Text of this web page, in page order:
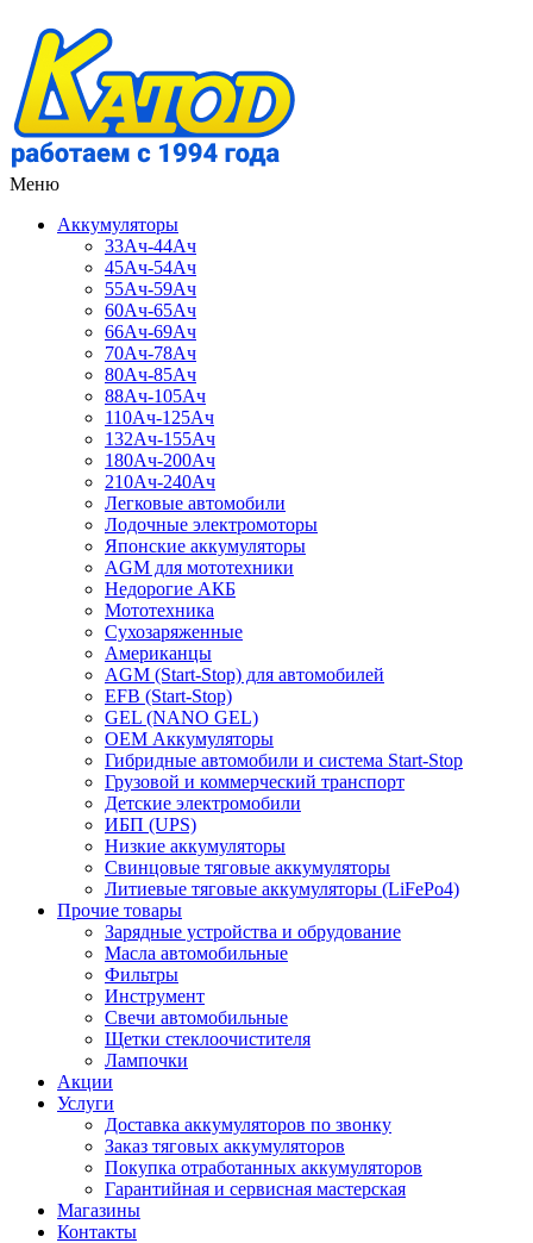
Меню
Аккумуляторы
33Ач-44Ач
45Ач-54Ач
55Ач-59Ач
60Ач-65Ач
66Ач-69Ач
70Ач-78Ач
80Ач-85Ач
88Ач-105Ач
110Ач-125Ач
132Ач-155Ач
180Ач-200Ач
210Ач-240Ач
Легковые автомобили
Лодочные электромоторы
Японские аккумуляторы
AGM для мототехники
Недорогие АКБ
Мототехника
Сухозаряженные
Американцы
AGM (Start-Stop) для автомобилей
EFB (Start-Stop)
GEL (NANO GEL)
OEM Аккумуляторы
Гибридные автомобили и система Start-Stop
Грузовой и коммерческий транспорт
Детские электромобили
ИБП (UPS)
Низкие аккумуляторы
Свинцовые тяговые аккумуляторы
Литиевые тяговые аккумуляторы (LiFePo4)
Прочие товары
Зарядные устройства и обрудование
Масла автомобильные
Фильтры
Инструмент
Свечи автомобильные
Щетки стеклоочистителя
Лампочки
Акции
Услуги
Доставка аккумуляторов по звонку
Заказ тяговых аккумуляторов
Покупка отработанных аккумуляторов
Гарантийная и сервисная мастерская
Магазины
Контакты